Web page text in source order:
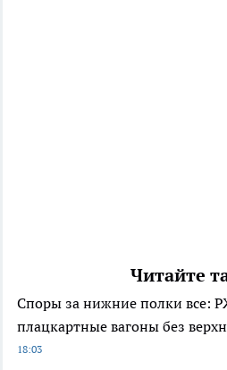
Читайте
Споры за нижние полки все:
плацкартные вагоны без
18:03